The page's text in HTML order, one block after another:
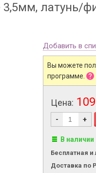
латунь/
Добавить в
Вы можете
программе.
Цена:
- +
В
Бесплатная и
Доставка по